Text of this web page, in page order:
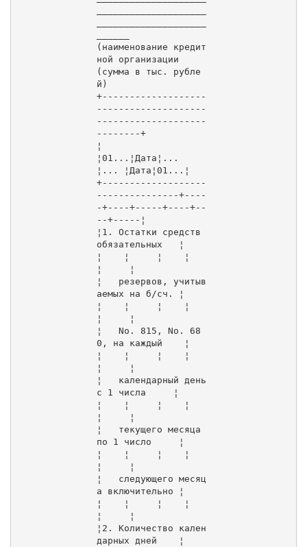
(наименование кредит
ной организации
(сумма в тыс. рубле
й)
+-------------------
--------------------
--------------------
--------+
¦
¦01...¦Дата¦...
¦... ¦Дата¦01...¦
+-------------------
---------------+----
-+----+-----+----+--
--+-----¦
¦1. Остатки средств
обязательных   ¦
¦    ¦     ¦    ¦
¦     ¦
¦   резервов, учитыв
аемых на б/сч. ¦
¦    ¦     ¦    ¦
¦     ¦
¦   Nо. 815, Nо. 68
0, на каждый    ¦
¦    ¦     ¦    ¦
¦     ¦
¦   календарный день
с 1 числа     ¦
¦    ¦     ¦    ¦
¦     ¦
¦   текущего месяца
по 1 число     ¦
¦    ¦     ¦    ¦
¦     ¦
¦   следующего месяц
а включительно ¦
¦    ¦     ¦    ¦
¦     ¦
¦2. Количество кален
дарных дней    ¦